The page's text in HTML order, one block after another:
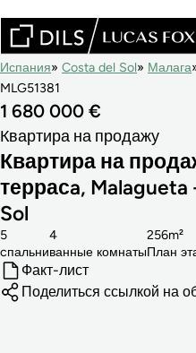
Испания Costa del Sol Малага
MLG51381
1 680 000 €
Квартира на продажу
Квартира на
террасa, Malagueta
Sol
cпальни
5
ванные комнаты
4
План
256m²
Факт-лист
Поделиться ссылкой на